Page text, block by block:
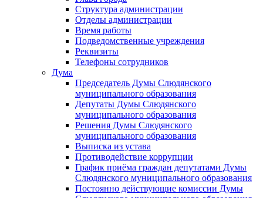
Структура администрации
Отделы администрации
Время работы
Подведомственные учреждения
Реквизиты
Телефоны сотрудников
Дума
Председатель Думы Слюдянского
муниципального образования
Депутаты Думы Слюдянского
муниципального образования
Решения Думы Слюдянского
муниципального образования
Выписка из устава
Противодействие коррупции
График приёма граждан депутатами Думы
Слюдянского муниципального образования
Постоянно действующие комиссии Думы